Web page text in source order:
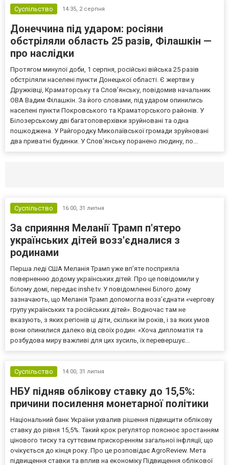
Суспільство 14:35, 2 серпня
Донеччина під ударом: росіяни
обстріляли область 25 разів, Філашкін —
про наслідки
Протягом минулої доби, 1 серпня, російські війська 25 разів
обстріляли населені пункти Донецької області. Є жертви у
Дружківці, Краматорську та Слов’янську, повідомив начальник
ОВА Вадим Філашкін. За його словами, під ударом опинились
населені пункти Покровського та Краматорського районів. У
Білозерському дві багатоповерхівки зруйновані та одна
пошкоджена. У Райгородку Миколаївської громади зруйновані
два приватні будинки. У Слов’янську поранено людину, по...
Суспільство 16:00, 31 липня
За сприяння Меланії Трамп п'ятеро
українських дітей возз'єдналися з
родинами
Перша леді США Меланія Трамп уже впʼяте посприяла
поверненню додому українських дітей. Про це повідомили у
Білому домі, передає inshe.tv. У повідомленні Білого дому
зазначають, що Меланія Трамп допомогла возз’єднати «чергову
групу українських та російських дітей». Водночас там не
вказують, з яких регіонів ці діти, скільки їм років, і за яких умов
вони опинилися далеко від своїх родин. «Хоча дипломатія та
розбудова миру важливі для цих зусиль, їх перевершує...
Суспільство 14:00, 31 липня
НБУ підняв облікову ставку до 15,5%:
причини посилення монетарної політики
Національний банк України ухвалив рішення підвищити облікову
ставку до рівня 15,5%. Такий крок регулятор пояснює зростанням
цінового тиску та суттєвим прискоренням загальної інфляції, що
очікується до кінця року. Про це розповідає AgroReview. Мета
підвищення ставки та вплив на економіку Підвищення облікової